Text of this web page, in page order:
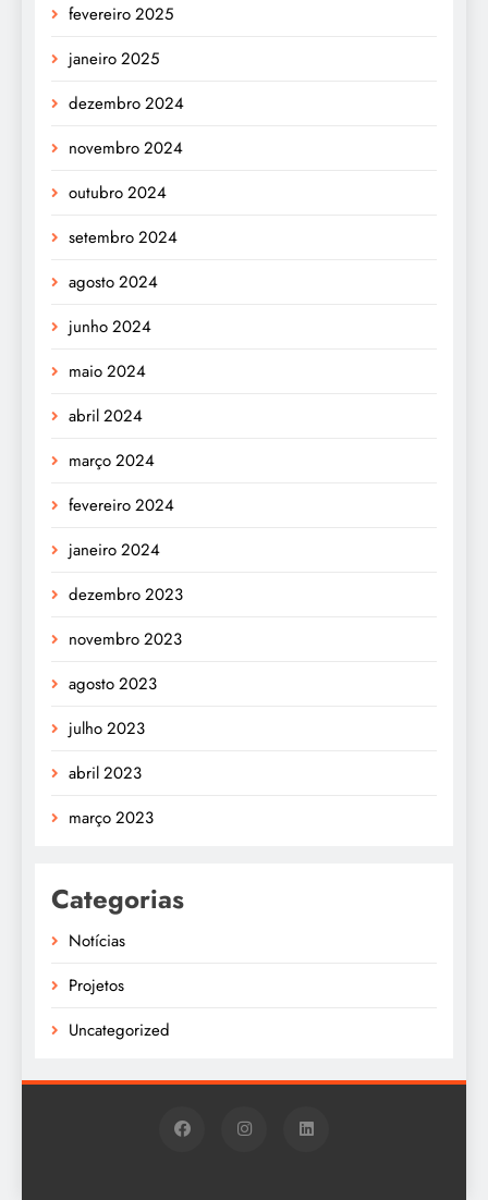
fevereiro 2025
janeiro 2025
dezembro 2024
novembro 2024
outubro 2024
setembro 2024
agosto 2024
junho 2024
maio 2024
abril 2024
março 2024
fevereiro 2024
janeiro 2024
dezembro 2023
novembro 2023
agosto 2023
julho 2023
abril 2023
março 2023
Categorias
Notícias
Projetos
Uncategorized